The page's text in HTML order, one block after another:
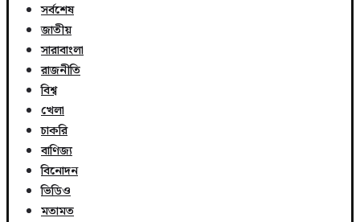
সর্বশেষ
জাতীয়
সারাবাংলা
রাজনীতি
বিশ্ব
খেলা
চাকরি
বাণিজ্য
বিনোদন
ভিডিও
মতামত